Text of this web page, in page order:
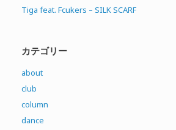
Tiga feat. Fcukers – SILK SCARF
カテゴリー
about
club
column
dance